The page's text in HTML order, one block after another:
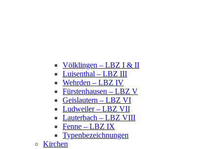
Völklingen – LBZ I & II
Luisenthal – LBZ III
Wehrden – LBZ IV
Fürstenhausen – LBZ V
Geislautern – LBZ VI
Ludweiler – LBZ VII
Lauterbach – LBZ VIII
Fenne – LBZ IX
Typenbezeichnungen
Kirchen